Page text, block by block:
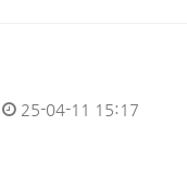
25-04-11 15:17